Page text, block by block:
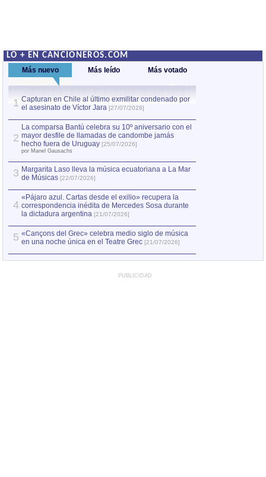
LO + EN CANCIONEROS.COM
Más nuevo Más leído Más votado
1 Capturan en Chile al último exmilitar condenado por
el asesinato de Víctor Jara [27/07/2026]
2
La comparsa Bantú celebra su 10º aniversario con el
mayor desfile de llamadas de candombe jamás
hecho fuera de Uruguay [25/07/2026]
por Manel Gausachs
3 Margarita Laso lleva la música ecuatoriana a La Mar
de Músicas [22/07/2026]
4
«Pájaro azul. Cartas desde el exilio» recupera la
correspondencia inédita de Mercedes Sosa durante
la dictadura argentina [21/07/2026]
5 «Cançons del Grec» celebra medio siglo de música
en una noche única en el Teatre Grec [21/07/2026]
PUBLICIDAD